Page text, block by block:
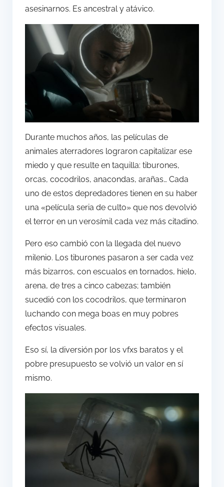
asesinarnos. Es ancestral y atávico.
Durante muchos años, las películas de
animales aterradores lograron capitalizar ese
miedo y que resulte en taquilla: tiburones,
orcas, cocodrilos, anacondas, arañas… Cada
uno de estos depredadores tienen en su haber
una «película seria de culto» que nos devolvió
el terror en un verosímil cada vez más citadino.
Pero eso cambió con la llegada del nuevo
milenio. Los tiburones pasaron a ser cada vez
más bizarros, con escualos en tornados, hielo,
arena, de tres a cinco cabezas; también
sucedió con los cocodrilos, que terminaron
luchando con mega boas en muy pobres
efectos visuales.
Eso sí, la diversión por los vfxs baratos y el
pobre presupuesto se volvió un valor en sí
mismo.